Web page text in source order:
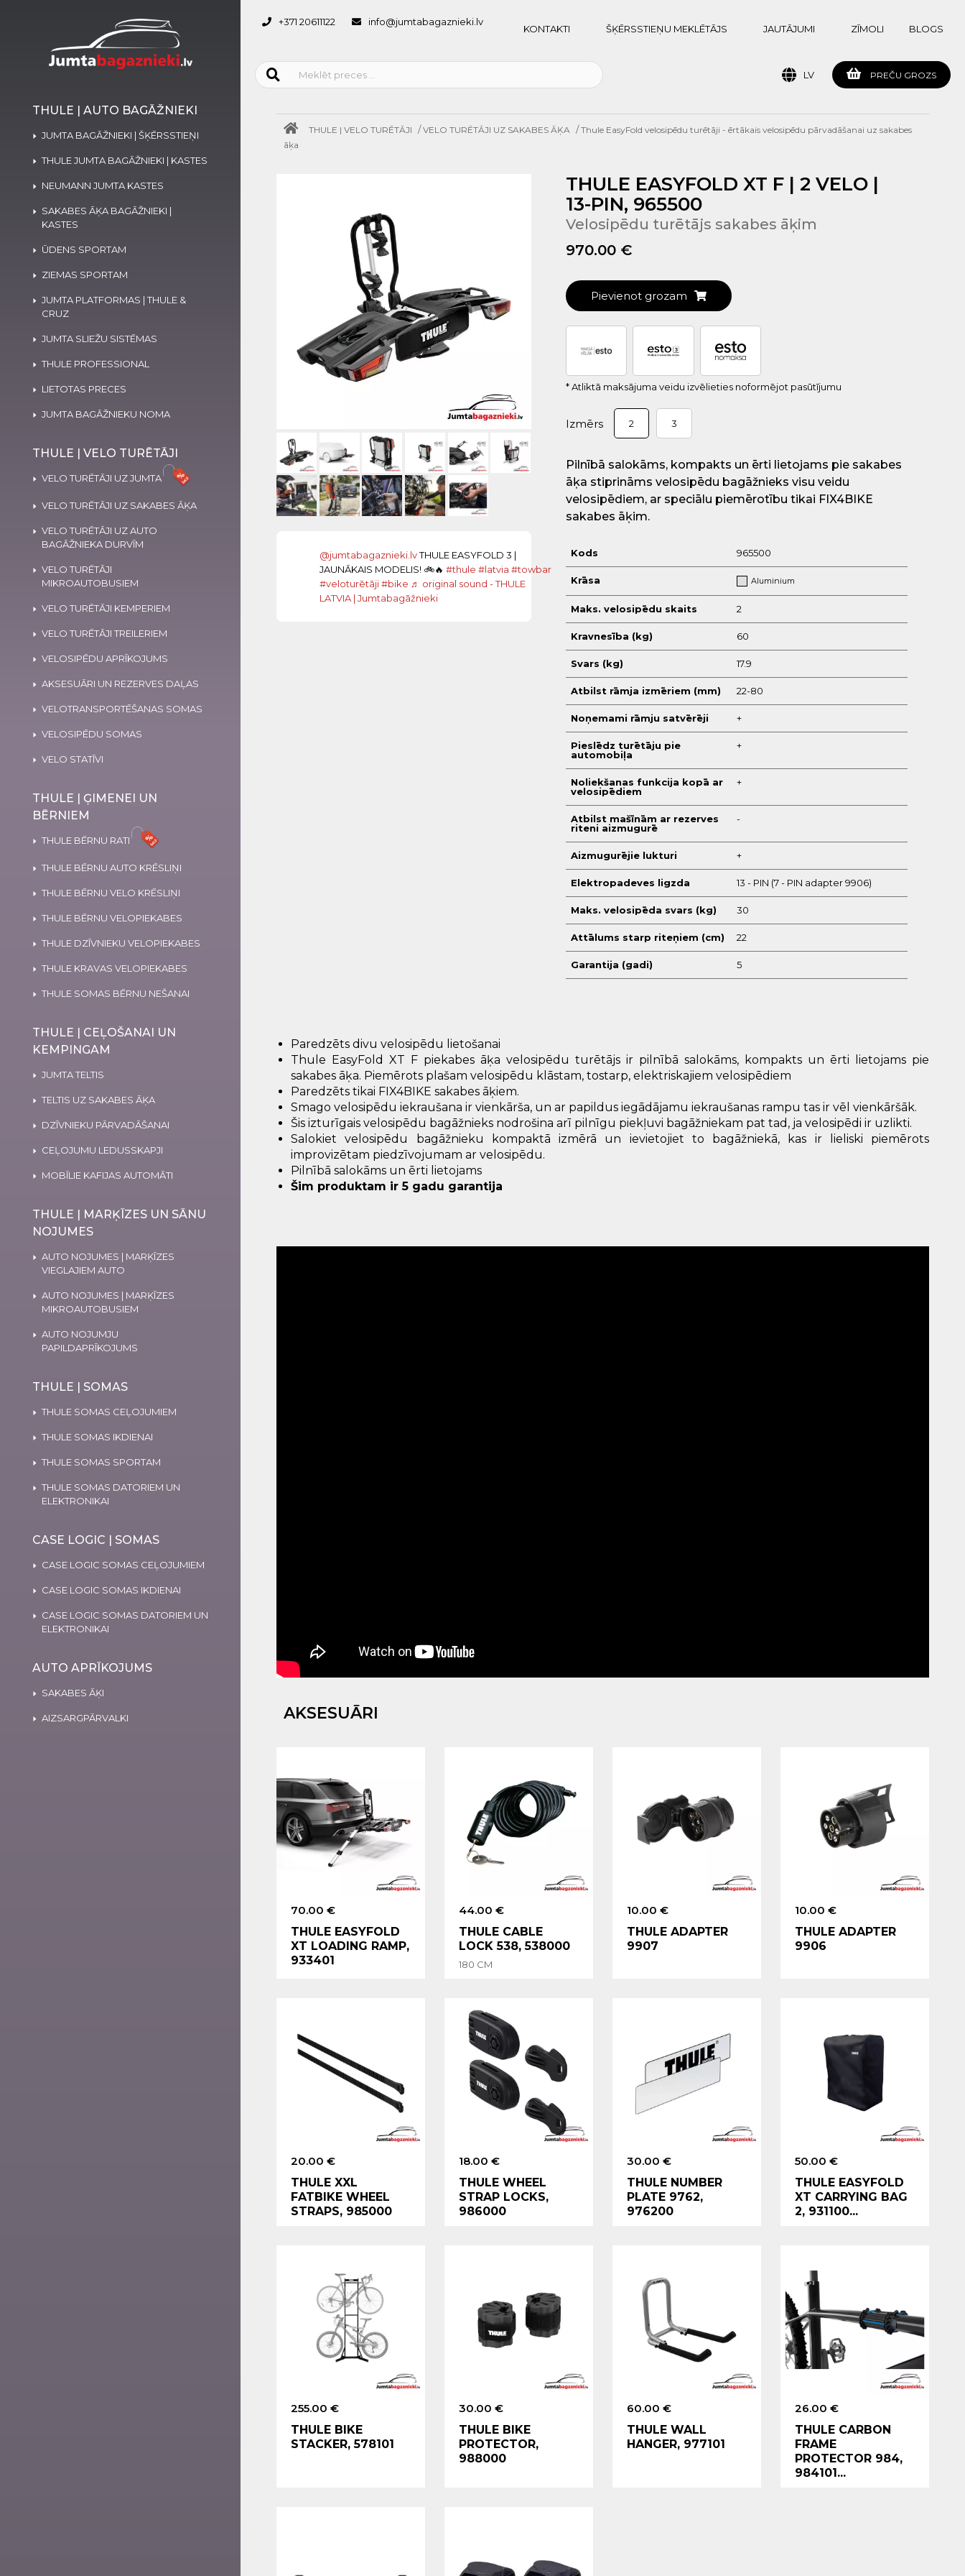
THULE | AUTO BAGĀŽNIEKI
JUMTA BAGĀŽNIEKI | ŠĶĒRSSTIEŅI
THULE JUMTA BAGĀŽNIEKI | KASTES
NEUMANN JUMTA KASTES
SAKABES ĀĶA BAGĀŽNIEKI |
KASTES
ŪDENS SPORTAM
ZIEMAS SPORTAM
JUMTA PLATFORMAS | THULE &
CRUZ
JUMTA SLIEŽU SISTĒMAS
THULE PROFESSIONAL
LIETOTAS PRECES
JUMTA BAGĀŽNIEKU NOMA
THULE | VELO TURĒTĀJI
VELO TURĒTĀJI UZ JUMTA
VELO TURĒTĀJI UZ SAKABES ĀĶA
VELO TURĒTĀJI UZ AUTO
BAGĀŽNIEKA DURVĪM
VELO TURĒTĀJI
MIKROAUTOBUSIEM
VELO TURĒTĀJI KEMPERIEM
VELO TURĒTĀJI TREILERIEM
VELOSIPĒDU APRĪKOJUMS
AKSESUĀRI UN REZERVES DAĻAS
VELOTRANSPORTĒŠANAS SOMAS
VELOSIPĒDU SOMAS
VELO STATĪVI
THULE | ĢIMENEI UN
BĒRNIEM
THULE BĒRNU RATI
THULE BĒRNU AUTO KRĒSLIŅI
THULE BĒRNU VELO KRĒSLIŅI
THULE BĒRNU VELOPIEKABES
THULE DZĪVNIEKU VELOPIEKABES
THULE KRAVAS VELOPIEKABES
THULE SOMAS BĒRNU NEŠANAI
THULE | CEĻOŠANAI UN
KEMPINGAM
JUMTA TELTIS
TELTIS UZ SAKABES ĀĶA
DZĪVNIEKU PĀRVADĀŠANAI
CEĻOJUMU LEDUSSKAPJI
MOBĪLIE KAFIJAS AUTOMĀTI
THULE | MARĶĪZES UN SĀNU
NOJUMES
AUTO NOJUMES | MARĶĪZES
VIEGLAJIEM AUTO
AUTO NOJUMES | MARĶĪZES
MIKROAUTOBUSIEM
AUTO NOJUMJU
PAPILDAPRĪKOJUMS
THULE | SOMAS
THULE SOMAS CEĻOJUMIEM
THULE SOMAS IKDIENAI
THULE SOMAS SPORTAM
THULE SOMAS DATORIEM UN
ELEKTRONIKAI
CASE LOGIC | SOMAS
CASE LOGIC SOMAS CEĻOJUMIEM
CASE LOGIC SOMAS IKDIENAI
CASE LOGIC SOMAS DATORIEM UN
ELEKTRONIKAI
AUTO APRĪKOJUMS
SAKABES ĀĶI
AIZSARGPĀRVALKI
+371 20611122 info@jumtabagaznieki.lv
KONTAKTI ŠĶĒRSSTIEŅU MEKLĒTĀJS JAUTĀJUMI ZĪMOLI BLOGS
PREČU GROZS
LV
THULE | VELO TURĒTĀJI /VELO TURĒTĀJI UZ SAKABES ĀĶA /Thule EasyFold velosipēdu turētāji - ērtākais velosipēdu pārvadāšanai uz sakabes
āķa
@jumtabagaznieki.lvTHULE EASYFOLD 3 |
JAUNĀKAIS MODELIS! 🚲🔥 #thule #latvia #towbar
#veloturētāji#bike ♬ original sound - THULE
LATVIA | Jumtabagāžnieki
THULE EASYFOLD XT F | 2 VELO |
13-PIN, 965500
Velosipēdu turētājs sakabes āķim
970.00 €
Pievienot grozam
* Atliktā maksājuma veidu izvēlieties noformējot pasūtījumu
Izmērs 2 3
Pilnībā salokāms, kompakts un ērti lietojams pie sakabes
āķa stiprināms velosipēdu bagāžnieks visu veidu
velosipēdiem, ar speciālu piemērotību tikai FIX4BIKE
sakabes āķim.
Kods 965500
Krāsa Aluminium
Maks. velosipēdu skaits 2
Kravnesība (kg) 60
Svars (kg) 17.9
Atbilst rāmja izmēriem (mm) 22-80
Noņemami rāmju satvērēji +
Pieslēdz turētāju pie
automobiļa
+
Noliekšanas funkcija kopā ar
velosipēdiem
+
Atbilst mašīnām ar rezerves
riteni aizmugurē
-
Aizmugurējie lukturi +
Elektropadeves ligzda 13 - PIN (7 - PIN adapter 9906)
Maks. velosipēda svars (kg) 30
Attālums starp riteņiem (cm) 22
Garantija (gadi) 5
Paredzēts divu velosipēdu lietošanai
Thule EasyFold XT F piekabes āķa velosipēdu turētājs ir pilnībā salokāms, kompakts un ērti lietojams pie
sakabes āķa. Piemērots plašam velosipēdu klāstam, tostarp, elektriskajiem velosipēdiem
Paredzēts tikai FIX4BIKE sakabes āķiem.
Smago velosipēdu iekraušana ir vienkārša, un ar papildus iegādājamu iekraušanas rampu tas ir vēl vienkāršāk.
Šis izturīgais velosipēdu bagāžnieks nodrošina arī pilnīgu piekļuvi bagāžniekam pat tad, ja velosipēdi ir uzlikti.
Salokiet velosipēdu bagāžnieku kompaktā izmērā un ievietojiet to bagāžniekā, kas ir lieliski piemērots
improvizētam piedzīvojumam ar velosipēdu.
Pilnībā salokāms un ērti lietojams
Šim produktam ir 5 gadu garantija
AKSESUĀRI
70.00 €
THULE EASYFOLD
XT LOADING RAMP,
933401
44.00 €
THULE CABLE
LOCK 538, 538000
180 CM
10.00 €
THULE ADAPTER
9907
10.00 €
THULE ADAPTER
9906
20.00 €
THULE XXL
FATBIKE WHEEL
STRAPS, 985000
18.00 €
THULE WHEEL
STRAP LOCKS,
986000
30.00 €
THULE NUMBER
PLATE 9762,
976200
50.00 €
THULE EASYFOLD
XT CARRYING BAG
2, 931100...
255.00 €
THULE BIKE
STACKER, 578101
30.00 €
THULE BIKE
PROTECTOR,
988000
60.00 €
THULE WALL
HANGER, 977101
26.00 €
THULE CARBON
FRAME
PROTECTOR 984,
984101...